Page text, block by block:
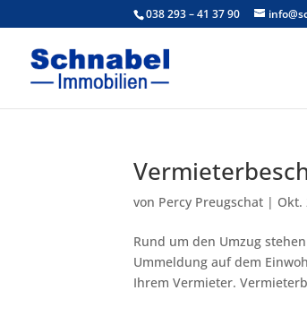
038 293 – 41 37 90
von Percy Preugschat | Okt.
Rund um den Umzug
Ummeldung auf dem
Ihrem Vermieter.